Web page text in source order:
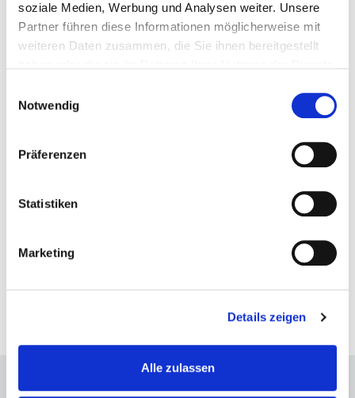
soziale Medien, Werbung und Analysen weiter. Unsere
Partner führen diese Informationen möglicherweise mit
weiteren Daten zusammen, die Sie ihnen bereitgestellt
Notwendig
Präferenzen
Statistiken
Marketing
Details zeigen
Alle zulassen
Transport Länge (m) ohne Gabeln
Transport Breite (m)
2,11
BS Mietservice GmbH